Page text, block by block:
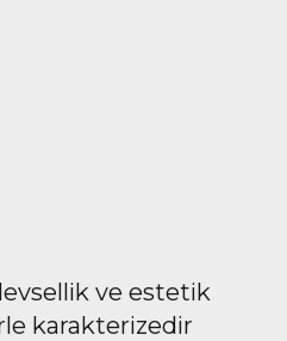
ve estetik
karakterizedir